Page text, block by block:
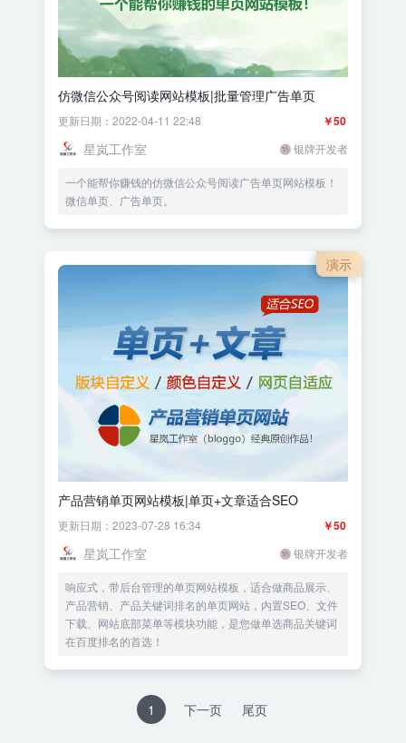
仿微信公众号阅读网站模板|批量管理广告单页
￥50
更新日期：2022-04-11 22:48
星岚工作室 银牌开发者
一个能帮你赚钱的仿微信公众号阅读广告单页网站模板！
微信单页、广告单页。
演示
产品营销单页网站模板|单页+文章适合SEO
￥50
更新日期：2023-07-28 16:34
星岚工作室 银牌开发者
响应式，带后台管理的单页网站模板，适合做商品展示、
产品营销、产品关键词排名的单页网站，内置SEO、文件
下载、网站底部菜单等模块功能，是您做单选商品关键词
在百度排名的首选！
1 下一页 尾页